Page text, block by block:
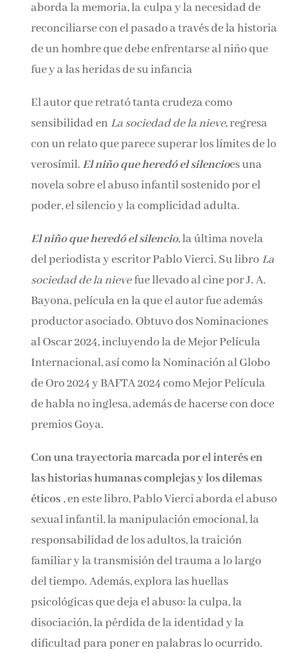
aborda la memoria, la culpa y la necesidad de
reconciliarse con el pasado a través de la
historia de un hombre que debe enfrentarse al
niño que fue y a las heridas de su infancia
El autor que retrató tanta crudeza como
sensibilidad en La sociedad de la nieve, regresa
con un relato que parece superar los límites de
lo verosímil.El niño que heredó el silencioes
una novela sobre el abuso infantil sostenido
por el poder, el silencio y la complicidad
El niño que heredó el silencio, la última novela
del periodista y escritor Pablo Vierci. Su
libroLa sociedad de la nievefue llevado al cine
por J. A. Bayona, película en la que el autor fue
además productor asociado. Obtuvo dos
Nominaciones al Oscar 2024, incluyendo la de
Mejor Película Internacional, así como la
Nominación al Globo de Oro 2024 y BAFTA
2024 como Mejor Película de habla no inglesa,
Con una trayectoria marcada por el interés en
las historias humanas complejas y los dilemas
éticos, en este libro, Pablo Vierci aborda el
abuso sexual infantil, la manipulación
emocional, la responsabilidad de los adultos, la
traición familiar y la transmisión del trauma a
lo largo del tiempo. Además, explora las huellas
psicológicas que deja el abuso: la culpa, la
disociación, la pérdida de la identidad y la
Nombre*
Email*
de privacidad